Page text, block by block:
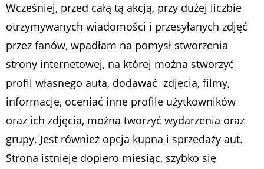
Wcześniej, przed całą tą akcją, przy dużej liczbie
otrzymywanych wiadomości i przesyłanych zdjęć
przez fanów, wpadłam na pomysł stworzenia
strony internetowej, na której można stworzyć
profil własnego auta, dodawać zdjęcia, filmy,
informacje, oceniać inne profile użytkowników
oraz ich zdjęcia, można tworzyć wydarzenia oraz
grupy. Jest również opcja kupna i sprzedaży aut.
Strona istnieje dopiero miesiąc, szybko się